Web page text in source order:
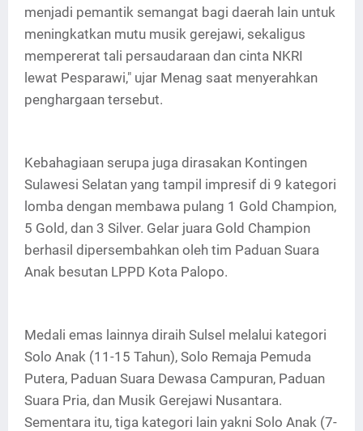
menjadi pemantik semangat bagi daerah lain untuk
meningkatkan mutu musik gerejawi, sekaligus
mempererat tali persaudaraan dan cinta NKRI
lewat Pesparawi," ujar Menag saat menyerahkan
penghargaan tersebut.
Kebahagiaan serupa juga dirasakan Kontingen
Sulawesi Selatan yang tampil impresif di 9 kategori
lomba dengan membawa pulang 1 Gold Champion,
5 Gold, dan 3 Silver. Gelar juara Gold Champion
berhasil dipersembahkan oleh tim Paduan Suara
Anak besutan LPPD Kota Palopo.
Medali emas lainnya diraih Sulsel melalui kategori
Solo Anak (11-15 Tahun), Solo Remaja Pemuda
Putera, Paduan Suara Dewasa Campuran, Paduan
Suara Pria, dan Musik Gerejawi Nusantara.
Sementara itu, tiga kategori lain yakni Solo Anak (7-